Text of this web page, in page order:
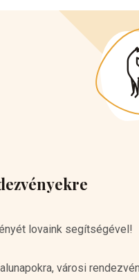
lovaink segítségével!
városi